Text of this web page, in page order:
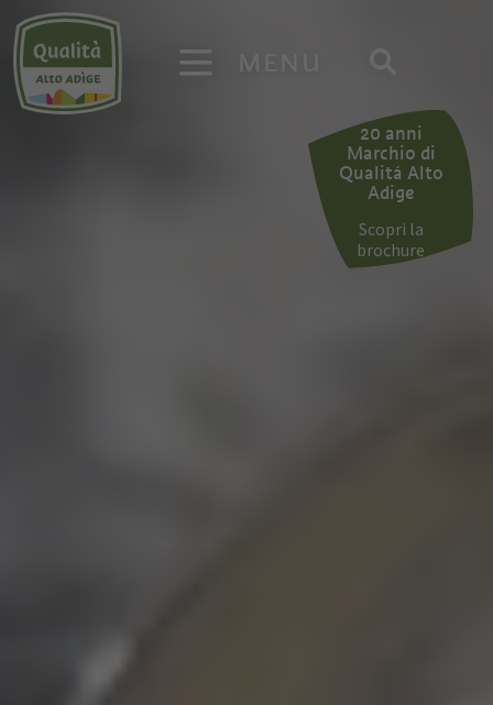
20 anni
Marchio di
Qualitá Alto
Adige
Scopri la
brochure